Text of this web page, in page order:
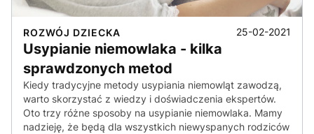
ROZWÓJ DZIECKA 25-02-2021
Usypianie niemowlaka - kilka
sprawdzonych metod
Kiedy tradycyjne metody usypiania niemowląt zawodzą,
warto skorzystać z wiedzy i doświadczenia ekspertów.
Oto trzy różne sposoby na usypianie niemowlaka. Mamy
nadzieję, że będą dla wszystkich niewyspanych rodziców